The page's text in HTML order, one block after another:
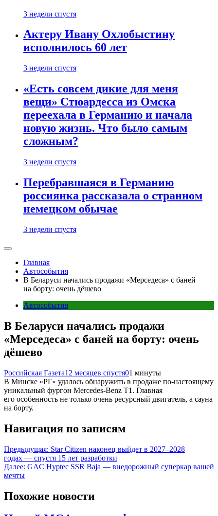
3 недели спустя
Актеру Ивану Охлобыстину
исполнилось 60 лет
3 недели спустя
«Есть совсем дикие для меня
вещи» Стюардесса из Омска
переехала в Германию и начала
новую жизнь. Что было самым
сложным?
3 недели спустя
Перебравшаяся в Германию
россиянка рассказала о странном
немецком обычае
3 недели спустя
Главная
Автособытия
В Беларуси начались продажи «Мерседеса» с баней
на борту: очень дёшево
Автособытия
В Беларуси начались продажи
«Мерседеса» с баней на борту: очень
дёшево
Российская Газета12 месяцев спустя01 минуты
В Минске «РГ» удалось обнаружить в продаже по-настоящему
уникальный фургон Mercedes-Benz T1. Главная
его особенность не только очень ресурсный двигатель, а сауна
на борту.
Навигация по записям
Предыдущая: Star Citizen наконец выйдет в 2027–2028
годах — спустя 15 лет разработки
Далее: GAC Hyptec SSR Baja — внедорожный суперкар вашей
мечты
Похожие новости